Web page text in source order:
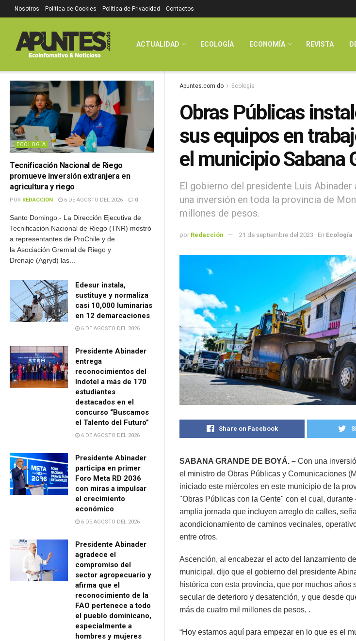
ECOLOGÍA
Tecnificación Nacional de Riego
promueve inversión extranjera en
agricultura y riego
POR REDACCIÓN 6 DE AGOSTO DEL 2026 0
Santo Domingo.- La Dirección Ejecutiva de
Tecnificación Nacional de Riego (TNR) mostró
a representantes de ProChile y de
la Asociación Gremial de Riego y
Drenaje (Agryd) las...
Edesur instala,
sustituye y normaliza
casi 10,000 luminarias
en 12 demarcaciones
6 DE AGOSTO DEL 2026
Presidente Abinader
entrega
reconocimientos del
Indotel a más de 170
estudiantes
destacados en el
concurso “Buscamos
el Talento del Futuro”
6 DE AGOSTO DEL 2026
Presidente Abinader
participa en primer
Foro Meta RD 2036
con miras a impulsar
el crecimiento
económico
6 DE AGOSTO DEL 2026
Presidente Abinader
agradece el
compromiso del
sector agropecuario y
afirma que el
reconocimiento de la
FAO pertenece a todo
el pueblo dominicano,
especialmente a
hombres y mujeres
Nosotros Política de Cookies Política de Privacidad Contactos
ACTUALIDAD ECOLOGÍA ECONOMÍA REVISTA
Apuntes.com.do Ecología
Obras Públicas
sus equipos en
el municipio Sabana
El gobierno del presidente Luis Abinader
una inversión en toda la provincia de
millones de pesos.
por Redacción 21 de septiembre del 2023 En Ecología
Share on Facebook
SABANA GRANDE DE BOYÁ. – Con una
el ministro de Obras Públicas y Comunicaciones
iniciado este miércoles en este municipio de la
"Obras Públicas con la Gente" con el cual,
amplia jornada que incluyen arreglo de calles,
acondicionamiento de caminos vecinales,
entre otros.
Ascención, al encabezar el acto del lanzamiento
municipal, dijo que el gobierno del presidente
histórica con esta provincia, que por muchos años
secular de deterioro y desatención, y que desde
más de cuatro mil millones de pesos, .
“Hoy estamos aquí para empezar en lo que es el